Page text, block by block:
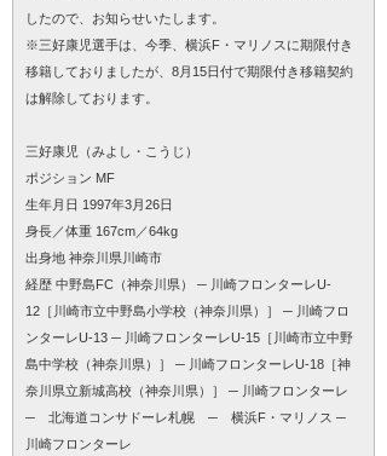
したので、お知らせいたします。
※三好康児選手は、今季、横浜F・マリノスに期限付き
移籍しておりましたが、8月15日付で期限付き移籍契約
は解除しております。
三好康児（みよし・こうじ）
ポジション MF
生年月日 1997年3月26日
身長／体重 167cm／64kg
出身地 神奈川県川崎市
経歴 中野島FC（神奈川県） ─ 川崎フロンターレU-
12［川崎市立中野島小学校（神奈川県）］ ─ 川崎フロ
ンターレU-13 ─ 川崎フロンターレU-15［川崎市立中野
島中学校（神奈川県）］ ─ 川崎フロンターレU-18［神
奈川県立新城高校（神奈川県）］ ─ 川崎フロンターレ
─ 北海道コンサドーレ札幌 ─ 横浜F・マリノス ─
川崎フロンターレ